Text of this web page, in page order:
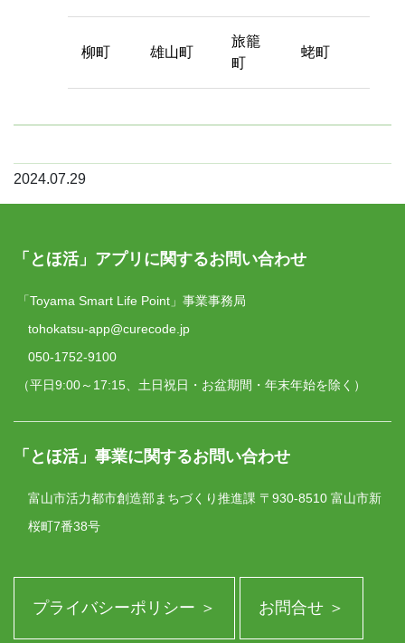
柳町 雄山町
旅籠
町
蛯町
2024.07.29
「とほ活」アプリに関するお問い合わせ
「Toyama Smart Life Point」事業事務局
tohokatsu-app@curecode.jp
050-1752-9100
（平日9:00～17:15、土日祝日・お盆期間・年末年始を除く）
「とほ活」事業に関するお問い合わせ
富山市活力都市創造部まちづくり推進課 〒930-8510 富山市新
桜町7番38号
プライバシーポリシー ＞ お問合せ ＞